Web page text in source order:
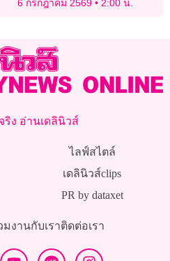
ข้ามชาติ
6 กรกฎาคม 2569 2:00 น.
ริง อ่านเดลินิวส์
ไลฟ์สไตล์
เดลินิวส์clips
PR by dataxet
มงานกับเราติดต่อเรา